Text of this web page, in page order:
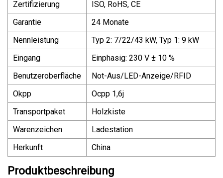
Zertifizierung
ISO, RoHS, CE
Garantie
24 Monate
Nennleistung
Typ 2: 7/22/43 kW, Typ 1: 9 kW
Eingang
Einphasig: 230 V ± 10 %
Benutzeroberfläche
Not-Aus/LED-Anzeige/RFID
Okpp
Ocpp 1,6j
Transportpaket
Holzkiste
Warenzeichen
Ladestation
Herkunft
China
Produktbeschreibung